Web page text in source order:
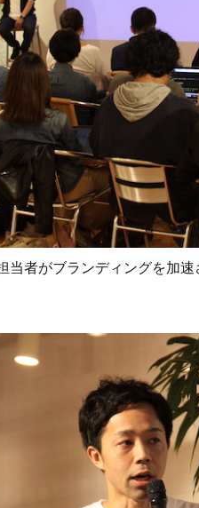
当者がブランディングを加